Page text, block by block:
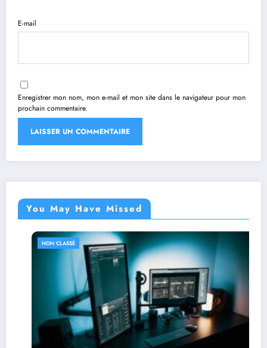
E-mail
Enregistrer mon nom, mon e-mail et mon site dans le navigateur pour mon
prochain commentaire.
You May Have Missed
NON CLASSÉ